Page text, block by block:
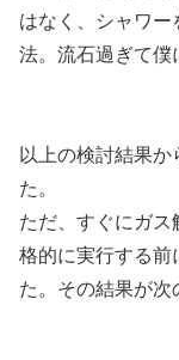
はなく、シャワ
法。流石過ぎて僕
以上の検討結果
た。
ただ、すぐにガス
格的に実行する前
た。その結果が次